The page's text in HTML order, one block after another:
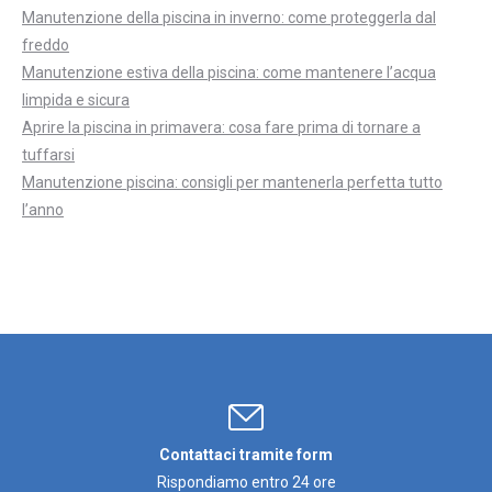
Manutenzione della piscina in inverno: come proteggerla dal
freddo
Manutenzione estiva della piscina: come mantenere l’acqua
limpida e sicura
Aprire la piscina in primavera: cosa fare prima di tornare a
tuffarsi
Manutenzione piscina: consigli per mantenerla perfetta tutto
l’anno
Contattaci tramite form
Rispondiamo entro 24 ore